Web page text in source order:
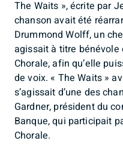
The Waits », écrite par
chanson avait été
Drummond Wolff, un
agissait à titre
Chorale, afin qu’elle
de voix. « The Waits »
s’agissait d’une des
Gardner, président du
Banque, qui participait
Chorale.